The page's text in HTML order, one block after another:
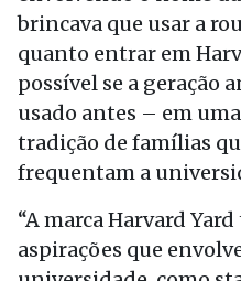
brincava que usar a
quanto entrar em
possível se a geração
usado antes – em
tradição de famílias
frequentam a
“A marca Harvard
aspirações que